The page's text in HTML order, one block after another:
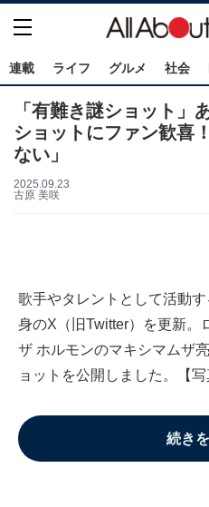
連載 ライフ グルメ 社会
「有難き謎ショット」
ショットにファン歓喜
ない」
2025.09.23
古原 美咲
歌手やタレントとして活動
身のX（旧Twitter）を更新。
ザ ホルモンのマキシマムザ
ョットを公開しました。【
続き